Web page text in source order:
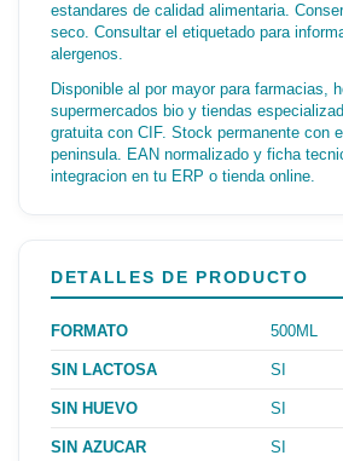
estandares de calidad alimentaria.
seco. Consultar el etiquetado para
alergenos.
Disponible al por mayor para farmacias,
supermercados bio y tiendas
gratuita con CIF. Stock permanente con
peninsula. EAN normalizado y ficha
integracion en tu ERP o tienda online.
DETALLES DE PRODUCTO
FORMATO 500ML
SIN LACTOSA SI
SIN HUEVO SI
SIN AZUCAR SI